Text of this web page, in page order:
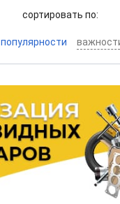
cортировать по:
популярности